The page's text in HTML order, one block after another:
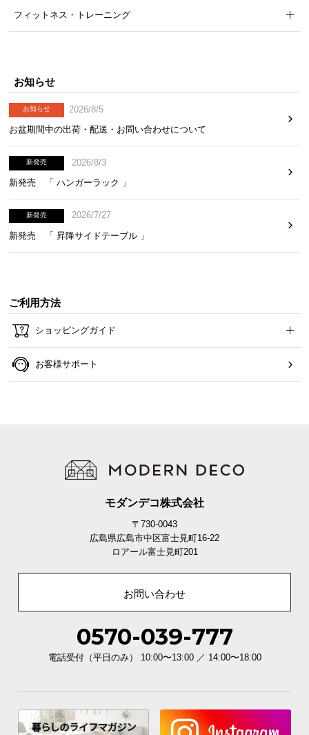
フィットネス・トレーニング
お知らせ
お知らせ
2026/8/5
お盆期間中の出荷・配送・お問い合わせについて
新発売
2026/8/3
新発売 「 ハンガーラック 」
新発売
2026/7/27
新発売 「 昇降サイドテーブル 」
ご利用方法
ショッピングガイド
お客様サポート
モダンデコ株式会社
〒730-0043
広島県広島市中区富士見町16-22
ロアール富士見町201
お問い合わせ
0570-039-777
電話受付（平日のみ） 10:00〜13:00 ／ 14:00〜18:00